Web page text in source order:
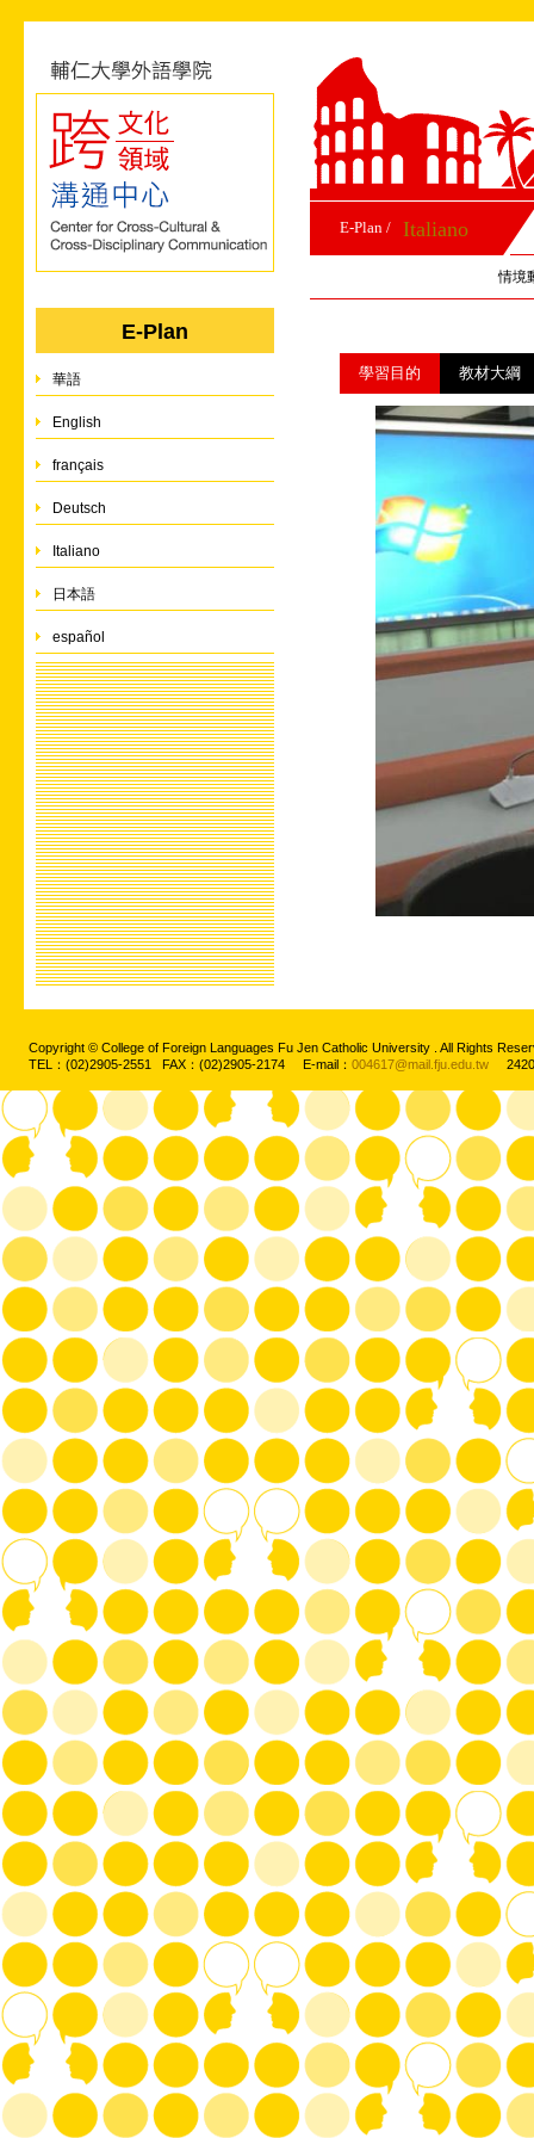
E-Plan
華語
English
français
Deutsch
Italiano
日本語
español
E-Plan / Italiano
情境
學習目的 教材大綱
Copyright © College of Foreign Languages Fu Jen Catholic University . All Rights
TEL：(02)2905-2551 FAX：(02)2905-2174 E-mail： 004617@mail.fju.edu.tw